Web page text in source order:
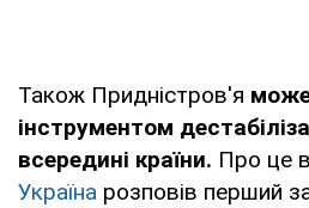
Також Придністров'я
інструментом
всередині країни. Про це
Україна розповів перший